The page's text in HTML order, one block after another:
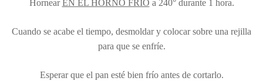
HornearEN EL HORNO FRÍO a 240° durante 1 hora.
Cuando se acabe el tiempo, desmoldar y colocar sobre una rejilla
para que se enfríe.
Esperar que el pan esté bien frío antes de cortarlo.